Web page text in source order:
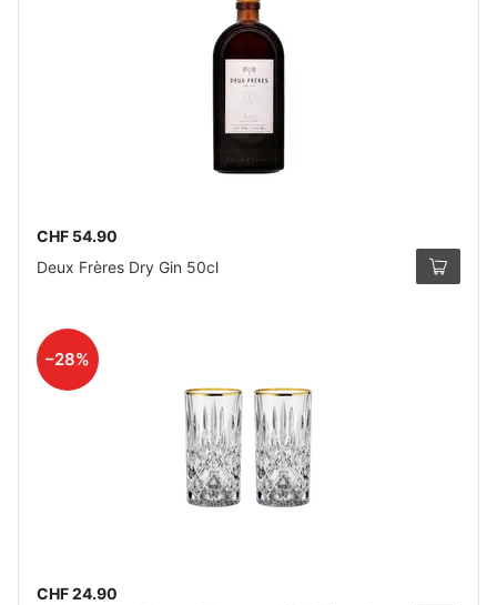
CHF 54.90
Deux Frères Dry Gin 50cl
–28%
CHF 24.90